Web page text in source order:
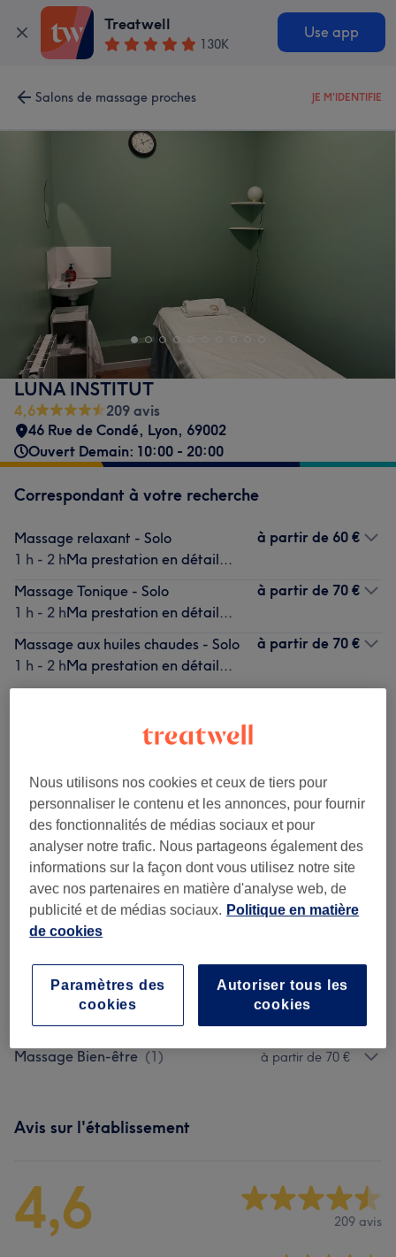
Treatwell
130K
Use app
Salons de massage proches JE M'IDENTIFIE
LUNA INSTITUT
4,6
209 avis
46 Rue de Condé, Lyon, 69002
Ouvert Demain: 10:00 - 20:00
Correspondant à votre recherche
Massage relaxant - Solo
1 h - 2 hMa prestation en détail...
à partir de 60 €
Massage Tonique - Solo
1 h - 2 hMa prestation en détail...
à partir de 70 €
Massage aux huiles chaudes - Solo
1 h - 2 hMa prestation en détail...
à partir de 70 €
Recherchez dans notre liste de prestations
Soin Aux Ventouses (1) 30 €
Massage Sur Mesure (2) à partir de 50 €
Massage Relaxant (1) à partir de 60 €
Massage À 4 Mains
Massge Tonic (1) à partir de 70 €
Massage Aux Huiles Chaudes à partir de 70 €
Massage Bien-être (1) à partir de 70 €
Avis sur l'établissement
4,6 209 avis
Nous utilisons nos cookies et ceux de tiers pour
personnaliser le contenu et les annonces, pour fournir
des fonctionnalités de médias sociaux et pour
analyser notre trafic. Nous partageons également des
informations sur la façon dont vous utilisez notre site
avec nos partenaires en matière d'analyse web, de
publicité et de médias sociaux. Politique en matière
de cookies
Autoriser tous les
cookies
Paramètres des
cookies